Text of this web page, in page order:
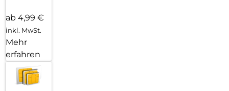
ab 4,99 €
inkl. MwSt.
Mehr
erfahren